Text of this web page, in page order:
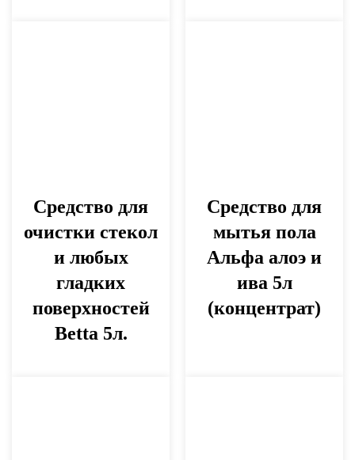
Средство для
очистки стекол
и любых
гладких
поверхностей
Betta 5л.
Средство для
мытья пола
Альфа алоэ и
ива 5л
(концентрат)